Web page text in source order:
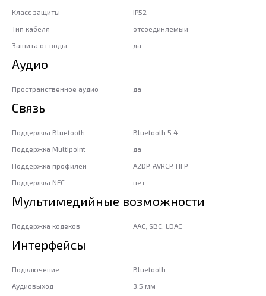
Класс защиты
IP52
Тип кабеля
отсоединяемый
Защита от воды
да
Аудио
Пространственное аудио да
Связь
Поддержка Bluetooth
Bluetooth 5.4
Поддержка Multipoint
да
Поддержка профилей
A2DP, AVRCP, HFP
Поддержка NFC
нет
Мультимедийные возможности
Поддержка кодеков AAC, SBC, LDAC
Интерфейсы
Подключение
Bluetooth
Аудиовыход
3.5 мм